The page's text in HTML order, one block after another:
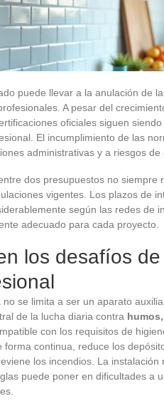
puede llevar a la anulación de
A pesar del
oficiales siguen
El incumplimiento de las
administrativas y a riesgos de
dos presupuestos no siempre
vigentes. Los plazos de
según las redes de
adecuado para cada proyecto.
los desafíos
no se limita a ser un aparato
de la lucha diaria contra
con los requisitos de
forma continua, reduce los
los incendios. La
puede poner en dificultades a